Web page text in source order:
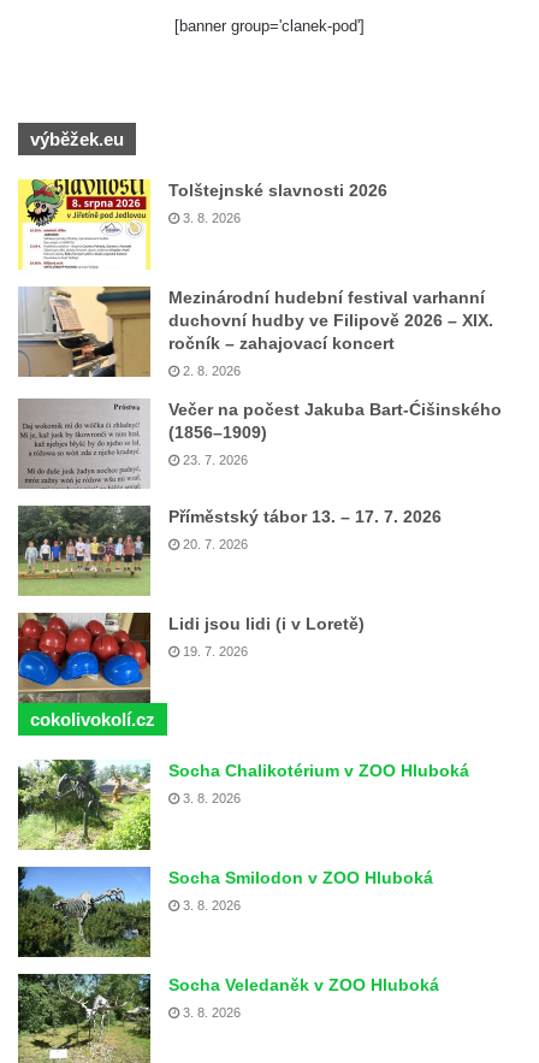
[banner group='clanek-pod']
výběžek.eu
Tolštejnské slavnosti 2026
3. 8. 2026
Mezinárodní hudební festival varhanní
duchovní hudby ve Filipově 2026 – XIX.
ročník – zahajovací koncert
2. 8. 2026
Večer na počest Jakuba Bart-Ćišinského
(1856–1909)
23. 7. 2026
Příměstský tábor 13. – 17. 7. 2026
20. 7. 2026
Lidi jsou lidi (i v Loretě)
19. 7. 2026
cokolivokolí.cz
Socha Chalikotérium v ZOO Hluboká
3. 8. 2026
Socha Smilodon v ZOO Hluboká
3. 8. 2026
Socha Veledaněk v ZOO Hluboká
3. 8. 2026